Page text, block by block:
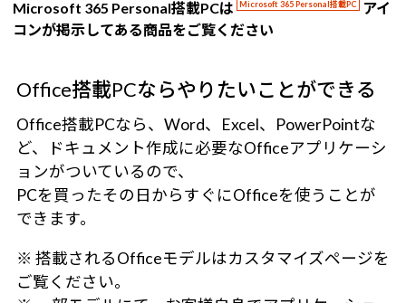
Microsoft 365 Personal搭載PCは Microsoft 365 Personal搭載PC
アイ
コンが掲示してある商品をご覧ください
Office搭載PCならやりたいことができる
Office搭載PCなら、Word、Excel、PowerPointな
ど、ドキュメント作成に必要なOfficeアプリケーシ
ョンがついているので、
PCを買ったその日からすぐにOfficeを使うことが
できます。
※ 搭載されるOfficeモデルはカスタマイズページを
ご覧ください。